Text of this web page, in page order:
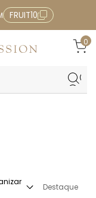
FRUIT10
0
Destaque